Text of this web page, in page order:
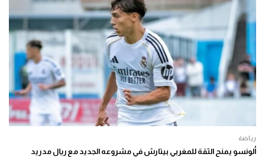
رياضة
ألونسو يمنح الثقة للمغربي بيتارش في مشروعه الجديد مع ريال مدريد